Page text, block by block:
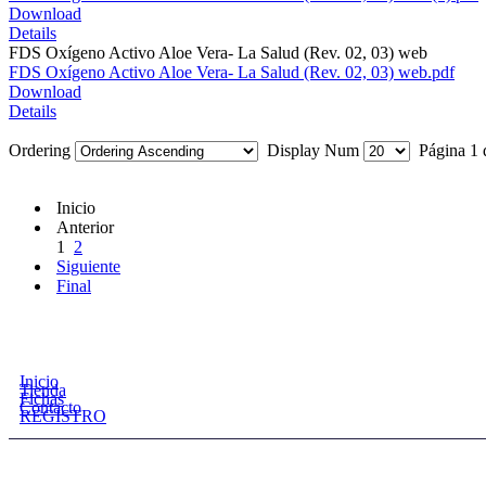
Download
Details
FDS Oxígeno Activo Aloe Vera- La Salud (Rev. 02, 03) web
FDS Oxígeno Activo Aloe Vera- La Salud (Rev. 02, 03) web.pdf
Download
Details
Ordering Display Num Página 1
Inicio
Anterior
1 2
Siguiente
Final
Inicio
Tienda
Fichas
Contacto
REGISTRO